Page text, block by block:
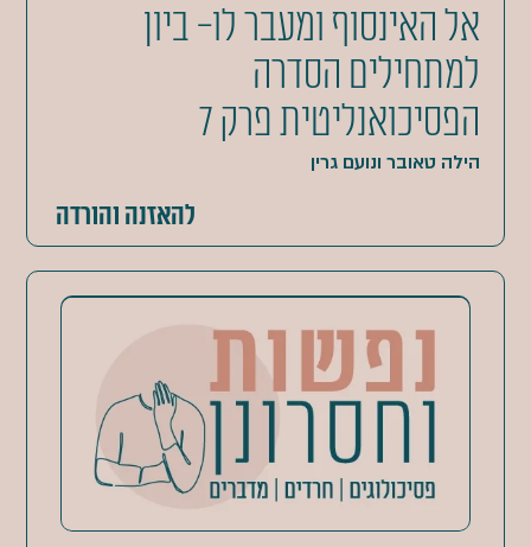
אל האינסוף ומעבר לו- ביון
למתחילים הסדרה
הפסיכואנליטית פרק 7
הילה טאובר ונועם גרין
להאזנה והורדה